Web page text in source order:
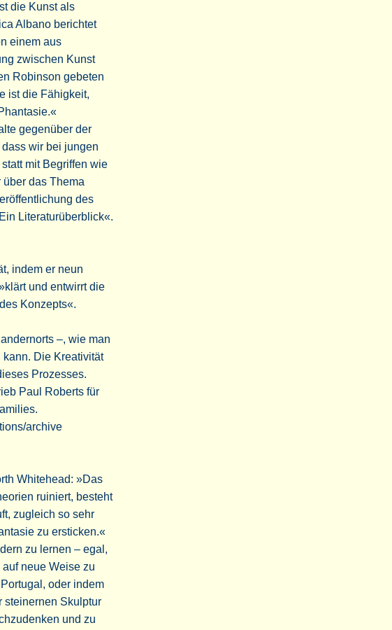
die Kunst als
Albano berichtet
einem aus
zwischen Kunst
Robinson gebeten
ist die Fähigkeit,
gegenüber der
wir bei jungen
mit Begriffen wie
das Thema
des
Literaturüberblick«.
indem er neun
und entwirrt die
Konzepts«.
–, wie man
Die Kreativität
Prozesses.
Paul Roberts für
archive
Whitehead: »Das
ruiniert, besteht
zugleich so sehr
zu ersticken.«
zu lernen – egal,
neue Weise zu
oder indem
steinernen Skulptur
und zu